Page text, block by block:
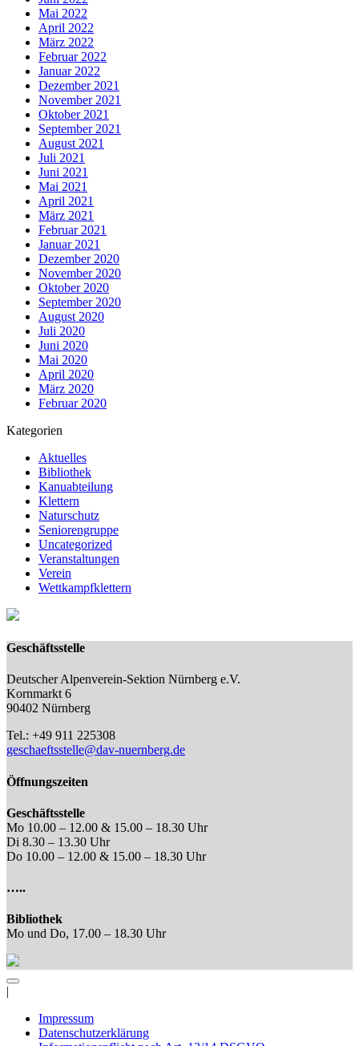
Mai 2022
April 2022
März 2022
Februar 2022
Januar 2022
Dezember 2021
November 2021
Oktober 2021
September 2021
August 2021
Juli 2021
Juni 2021
Mai 2021
April 2021
März 2021
Februar 2021
Januar 2021
Dezember 2020
November 2020
Oktober 2020
September 2020
August 2020
Juli 2020
Juni 2020
Mai 2020
April 2020
März 2020
Februar 2020
Kategorien
Aktuelles
Bibliothek
Kanuabteilung
Klettern
Naturschutz
Seniorengruppe
Uncategorized
Veranstaltungen
Verein
Wettkampfklettern
Geschäftsstelle
Deutscher Alpenverein-Sektion Nürnberg e.V.
Kornmarkt 6
90402 Nürnberg
Tel.: +49 911 225308
geschaeftsstelle@dav-nuernberg.de
Öffnungszeiten
Geschäftsstelle
Mo 10.00 – 12.00 & 15.00 – 18.30 Uhr
Di 8.30 – 13.30 Uhr
Do 10.00 – 12.00 & 15.00 – 18.30 Uhr
…..
Bibliothek
Mo und Do, 17.00 – 18.30 Uhr
Impressum
Datenschutzerklärung